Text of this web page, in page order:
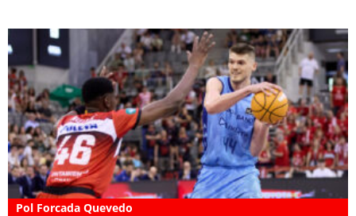
Pol Forcada Quevedo